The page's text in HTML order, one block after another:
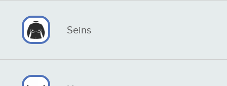
Seins